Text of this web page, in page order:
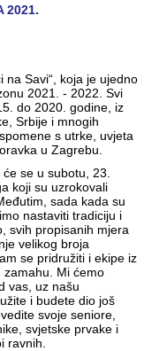
2021.
na Savi“, koja je ujedno
2021. - 2022. Svi
do 2020. godine, iz
Srbije i mnogih
s utrke, uvjeta
u Zagrebu.
se u subotu, 23.
koji su uzrokovali
sada kada su
nastaviti tradiciju i
svih propisanih mjera
velikog broja
se pridružiti i ekipe iz
zamahu. Mi ćemo
vas, uz našu
i budete dio još
svoje seniore,
svjetske prvake i
ravnih.